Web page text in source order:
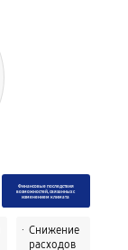
Финансовые последствия
возможностей, связанных с
изменением климата
Снижение
расходов